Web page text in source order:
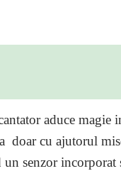
aduce magie
doar cu ajutorul
senzor incorporat